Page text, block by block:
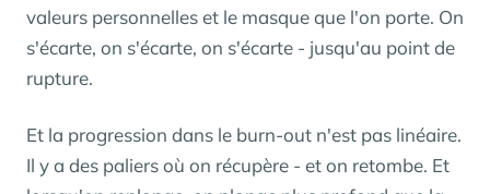
valeurs personnelles et le masque que l'on porte. On
s'écarte, on s'écarte, on s'écarte - jusqu'au point de
rupture.
Et la progression dans le burn-out n'est pas linéaire.
Il y a des paliers où on récupère - et on retombe. Et